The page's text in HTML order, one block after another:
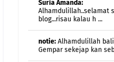
notie:Alhamdulillah
Gempar sekejap kan
semula blog nya..
ada ...